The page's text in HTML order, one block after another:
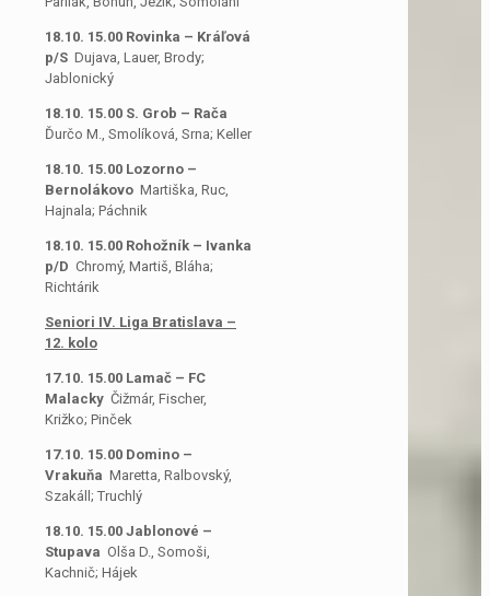
18.10. 15.00 Rovinka – Kráľová
p/S Dujava, Lauer, Brody;
Jablonický
18.10. 15.00 S. Grob – Rača
Ďurčo M., Smolíková, Srna; Keller
18.10. 15.00 Lozorno –
Bernolákovo Martiška, Ruc,
Hajnala; Páchnik
18.10. 15.00 Rohožník – Ivanka
p/D Chromý, Martiš, Bláha;
Richtárik
Seniori IV. Liga Bratislava –
12. kolo
17.10. 15.00 Lamač – FC
Malacky Čižmár, Fischer,
Križko; Pinček
17.10. 15.00 Domino –
Vrakuňa Maretta, Ralbovský,
Szakáll; Truchlý
18.10. 15.00 Jablonové –
Stupava Olša D., Somoši,
Kachnič; Hájek